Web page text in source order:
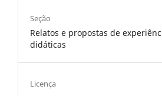
Seção
Relatos e propostas de
didáticas
Licença